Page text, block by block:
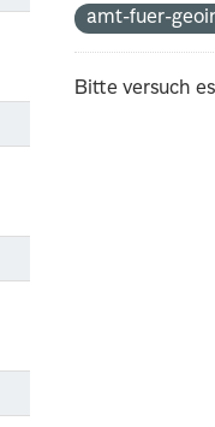
amt-fuer-
Bitte versuch